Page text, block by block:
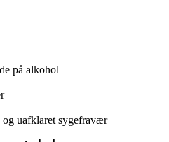
på alkohol
uafklaret sygefravær